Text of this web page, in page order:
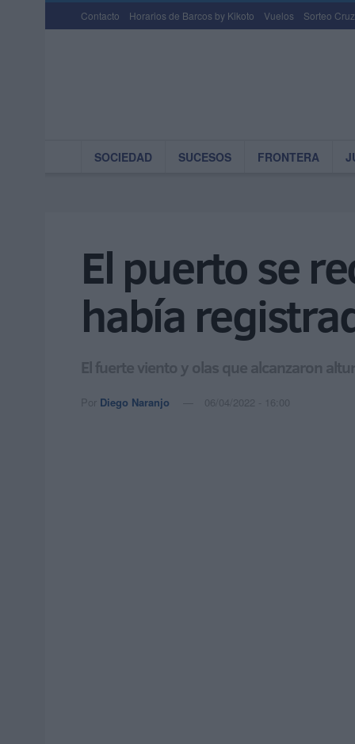
Contacto Horarios de Barcos by Kikoto Vuelos Sorteo
SOCIEDAD SUCESOS FRONTERA
El puerto se
había
El fuerte viento y olas que alcanzaron
Por Diego Naranjo 06/04/2022 - 16:00